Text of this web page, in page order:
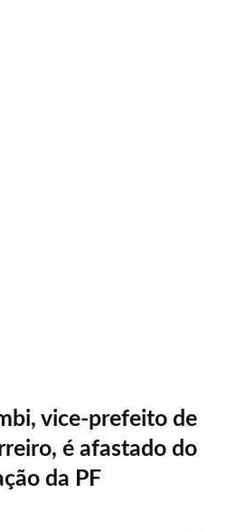
vice-prefeito de
é afastado do
da PF